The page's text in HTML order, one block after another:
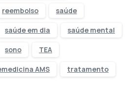
reembolso saúde
saúde em dia saúde mental
sono TEA
AMS tratamento